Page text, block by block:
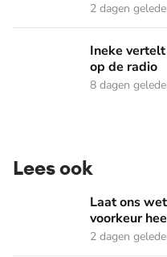
2 dagen
Ineke vertelt over
Ineke
op de radio
8 dagen
Lees ook
Laat ons weten welke
Laat ons
voorkeur
2 dagen